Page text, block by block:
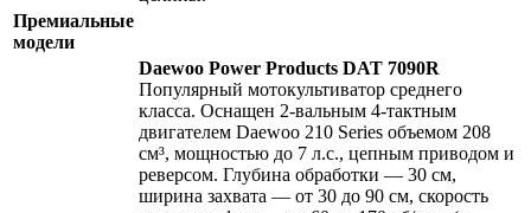
Премиальные
модели
Daewoo Power Products DAT 7090R
Популярный мотокультиватор среднего
класса. Оснащен 2-вальным 4-тактным
двигателем Daewoo 210 Series объемом 208
см³, мощностью до 7 л.с., цепным приводом и
реверсом. Глубина обработки — 30 см,
ширина захвата — от 30 до 90 см, скорость